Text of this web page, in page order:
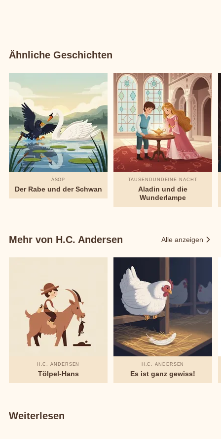
Ähnliche Geschichten
ÄSOP
Der Rabe und der Schwan
TAUSENDUNDEINE NACHT
Aladin und die
Wunderlampe
Mehr von H.C. Andersen Alle anzeigen
H.C. ANDERSEN
Tölpel-Hans
H.C. ANDERSEN
Es ist ganz gewiss!
Weiterlesen